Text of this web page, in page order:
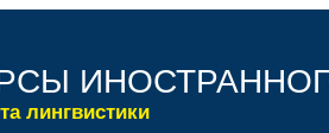
лингвистики